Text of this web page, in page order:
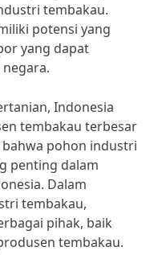
tembakau.
potensi yang
yang dapat
Indonesia
tembakau terbesar
pohon industri
penting dalam
Dalam
tembakau,
pihak, baik
tembakau.